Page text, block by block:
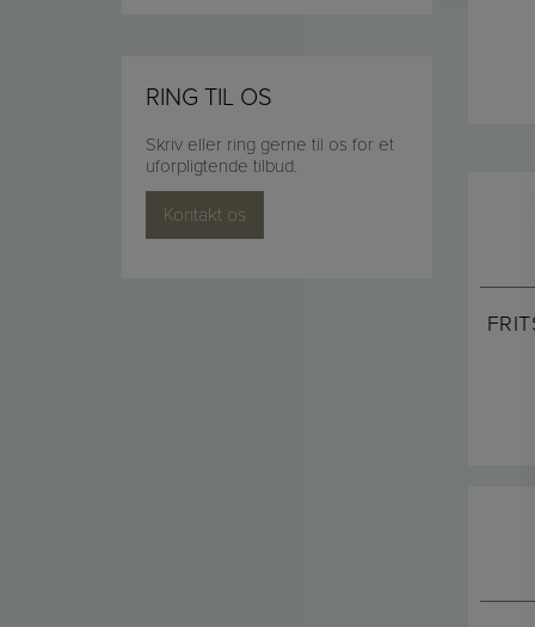
RING TIL OS
Skriv eller ring gerne til os for et
uforpligtende tilbud.
Kontakt os